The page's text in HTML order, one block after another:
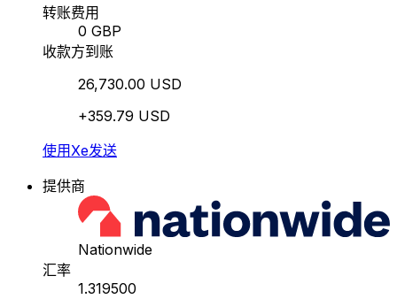
转账费用
0 GBP
收款方到账
26,730.00 USD
+359.79 USD
使用Xe发送
提供商
Nationwide
汇率
1.319500